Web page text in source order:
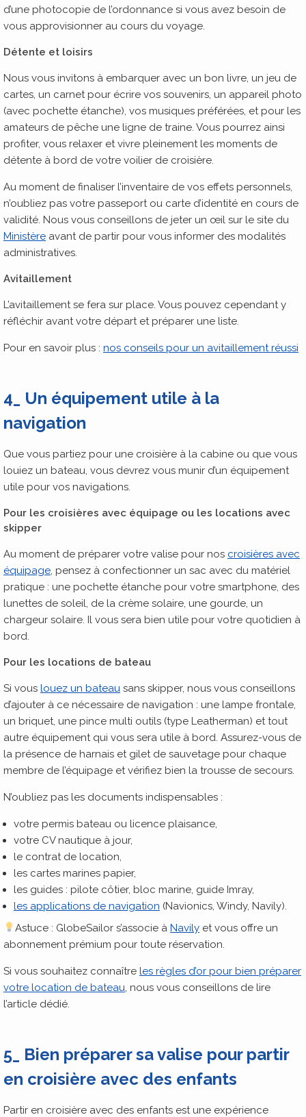
d’une photocopie de l’ordonnance si vous avez besoin de
vous approvisionner au cours du voyage.
Détente et loisirs
Nous vous invitons à embarquer avec un bon livre, un jeu de
cartes, un carnet pour écrire vos souvenirs, un appareil photo
(avec pochette étanche), vos musiques préférées, et pour les
amateurs de pêche une ligne de traine. Vous pourrez ainsi
profiter, vous relaxer et vivre pleinement les moments de
détente à bord de votre voilier de croisière.
Au moment de finaliser l’inventaire de vos effets personnels,
n’oubliez pas votre passeport ou carte d’identité en cours de
validité. Nous vous conseillons de jeter un œil sur le site du
Ministère avant de partir pour vous informer des modalités
administratives.
Avitaillement
L’avitaillement se fera sur place. Vous pouvez cependant y
réfléchir avant votre départ et préparer une liste.
Pour en savoir plus : nos conseils pour un avitaillement réussi
4_ Un équipement utile à la
navigation
Que vous partiez pour une croisière à la cabine ou que vous
louiez un bateau, vous devrez vous munir d’un équipement
utile pour vos navigations.
Pour les croisières avec équipage ou les locations avec
skipper
Au moment de préparer votre valise pour nos croisières avec
équipage, pensez à confectionner un sac avec du matériel
pratique : une pochette étanche pour votre smartphone, des
lunettes de soleil, de la crème solaire, une gourde, un
chargeur solaire. Il vous sera bien utile pour votre quotidien à
bord.
Pour les locations de bateau
Si vous louez un bateau sans skipper, nous vous conseillons
d’ajouter à ce nécessaire de navigation : une lampe frontale,
un briquet, une pince multi outils (type Leatherman) et tout
autre équipement qui vous sera utile à bord. Assurez-vous de
la présence de harnais et gilet de sauvetage pour chaque
membre de l’équipage et vérifiez bien la trousse de secours.
N’oubliez pas les documents indispensables :
votre permis bateau ou licence plaisance,
votre CV nautique à jour,
le contrat de location,
les cartes marines papier,
les guides : pilote côtier, bloc marine, guide Imray,
les applications de navigation (Navionics, Windy, Navily).
Astuce : GlobeSailor s’associe àNavily et vous offre un
abonnement prémium pour toute réservation.
Si vous souhaitez connaître les règles d’or pour bien préparer
votre location de bateau, nous vous conseillons de lire
l’article dédié.
5_ Bien préparer sa valise pour partir
en croisière avec des enfants
Partir en croisière avec des enfants est une expérience